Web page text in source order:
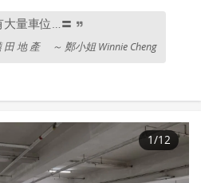
大量車位…〓
田 地 產 ～ 鄭小姐 Winnie Cheng
1/12